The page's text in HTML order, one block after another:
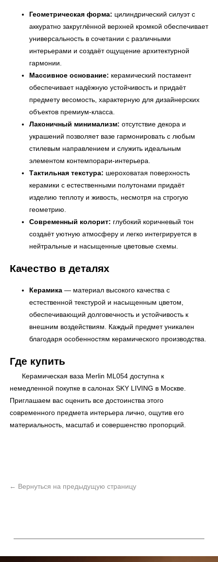
Геометрическая форма: цилиндрический силуэт с
аккуратно закруглённой верхней кромкой обеспечивает
универсальность в сочетании с различными
интерьерами и создаёт ощущение архитектурной
гармонии.
Массивное основание: керамический постамент
обеспечивает надёжную устойчивость и придаёт
предмету весомость, характерную для дизайнерских
объектов премиум-класса.
Лаконичный минимализм: отсутствие декора и
украшений позволяет вазе гармонировать с любым
стилевым направлением и служить идеальным
элементом контемпорари-интерьера.
Тактильная текстура: шероховатая поверхность
керамики с естественными полутонами придаёт
изделию теплоту и живость, несмотря на строгую
геометрию.
Современный колорит: глубокий коричневый тон
создаёт уютную атмосферу и легко интегрируется в
нейтральные и насыщенные цветовые схемы.
Качество в деталях
Керамика — материал высокого качества с
естественной текстурой и насыщенным цветом,
обеспечивающий долговечность и устойчивость к
внешним воздействиям. Каждый предмет уникален
благодаря особенностям керамического производства.
Где купить
Керамическая ваза Merlin ML054 доступна к
немедленной покупке в салонах SKY LIVING в Москве.
Приглашаем вас оценить все достоинства этого
современного предмета интерьера лично, ощутив его
материальность, масштаб и совершенство пропорций.
← Вернуться на предыдущую страницу
Сантехника О нас
Мебель